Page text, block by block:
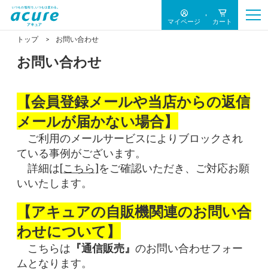
マイページ カート
トップ お問い合わせ
お問い合わせ
【会員登録メールや当店からの返信
メールが届かない場合】
ご利用のメールサービスによりブロックされ
ている事例がございます。
詳細は[こちら]をご確認いただき、ご対応お願
いいたします。
【アキュアの自販機関連のお問い合
わせについて】
こちらは 『通信販売』 のお問い合わせフォー
ムとなります。